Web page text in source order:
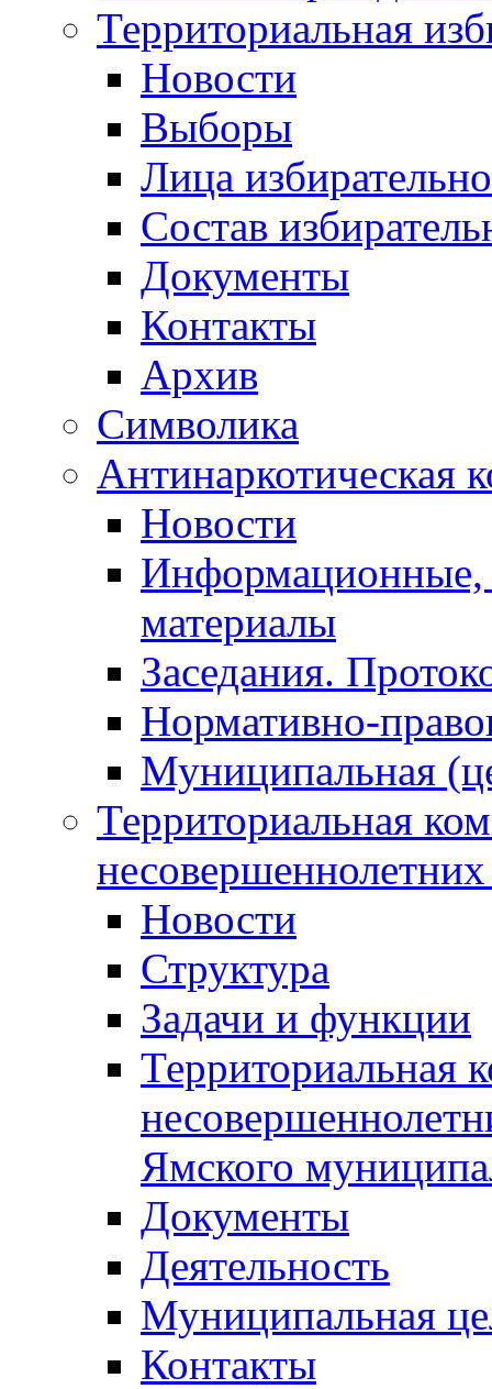
Территориальная
Новости
Выборы
Лица
Состав
Документы
Контакты
Архив
Символика
Антинаркотическая
Новости
Информационные,
материалы
Заседания.
Нормативно-
Муниципальная
Территориальная
Новости
Структура
Задачи и функции
Территориальная
Ямского
Документы
Деятельность
Муниципальная
Контакты